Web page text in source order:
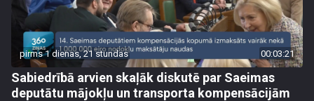
pirms 1 dienas, 21 stundas 00:03:21
Sabiedrībā arvien skaļāk diskutē par Saeimas
deputātu mājokļu un transporta kompensācijām